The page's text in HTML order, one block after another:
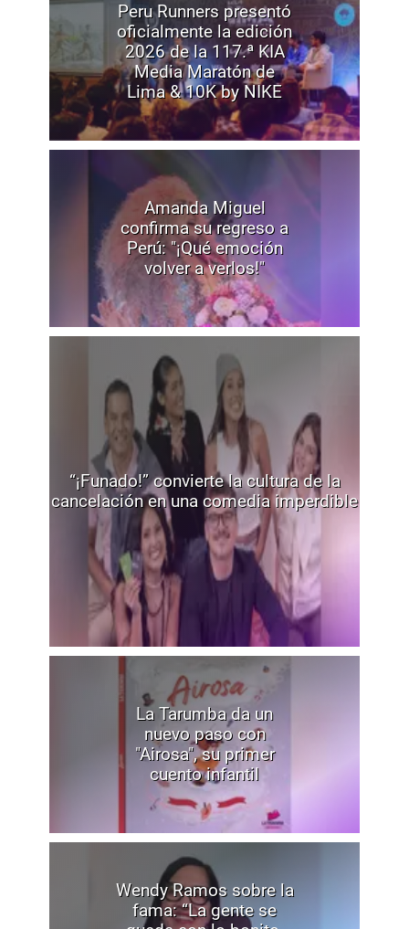
Peru Runners presentó
oficialmente la edición
2026 de la 117.ª KIA
Media Maratón de
Lima & 10K by NIKE
Amanda Miguel
confirma su regreso a
Perú: "¡Qué emoción
volver a verlos!"
“¡Funado!” convierte la cultura de la
cancelación en una comedia imperdible
La Tarumba da un
nuevo paso con
"Airosa", su primer
cuento infantil
Wendy Ramos sobre la
fama: “La gente se